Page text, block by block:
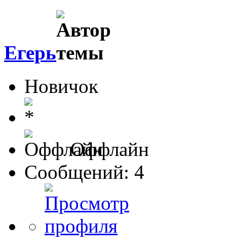
Егерь
Новичок
Оффлайн
Сообщений: 4